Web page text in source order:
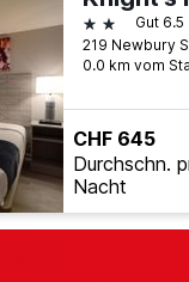
2 SterneGut 6.5
219 Newbury
0.0 km vom
CHF 645
Durchschn.
Nacht